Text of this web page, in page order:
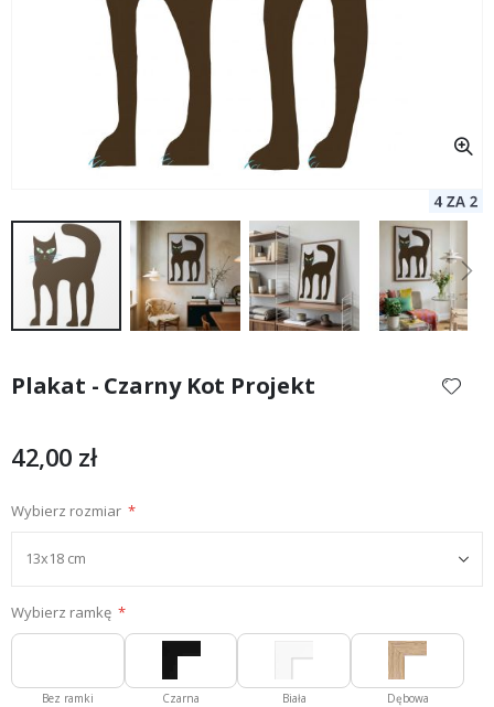
początek
Plakat - Czarny Kot Projekt
42,00 zł
Wybierz rozmiar
Wybierz ramkę
Bez ramki Czarna Biała Dębowa